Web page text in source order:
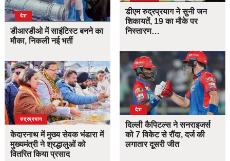
देश
डीआरडीओ में साइंटिस्ट बनने का
मौका, निकली नई भर्ती
उत्तराखंड
देश
रुद्रप्रयाग
केदारनाथ में मुख्य सेवक भंडारा में
मुख्यमंत्री ने श्रद्धालुओं को
वितरित किया प्रसाद
डीएम रुद्रप्रयाग ने सुनी जन
शिकायतें, 19 का मौके पर
निस्तारण…
देश
दिल्ली कैपिटल्स ने सनराइजर्स
को 7 विकेट से रौंदा, दर्ज की
लगातार दूसरी जीत